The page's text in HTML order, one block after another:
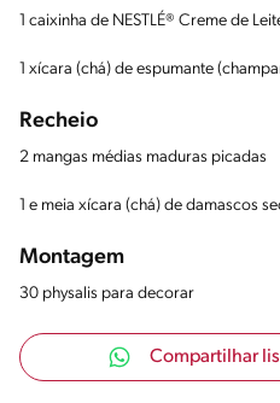
1 caixinha de NESTLÉ® Creme de
1 xícara (chá) de espumante
Recheio
2 mangas médias maduras picadas
1 e meia xícara (chá) de damascos
Montagem
30 physalis para decorar
Compartilhar